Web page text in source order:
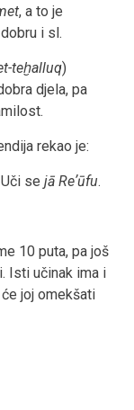
, a to je
i sl.
teḫalluq)
djela, pa
rekao je:
se jā Reʼūfu.
10 puta, pa još
Isti učinak ima i
joj omekšati